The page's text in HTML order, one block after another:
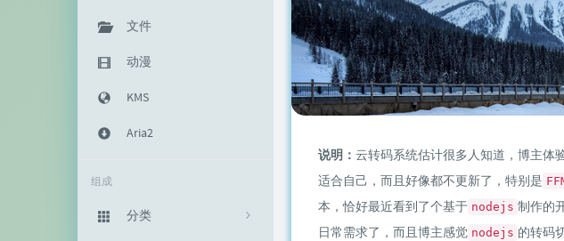
文件
动漫
KMS
Aria2
组成
分类
说明： 云转码系统估计很多人知道，博主体
适合自己，而且好像都不更新了，特别是
本，恰好最近看到了个基于 nodejs 制作的
日常需求了，而且博主感觉 nodejs 的转码